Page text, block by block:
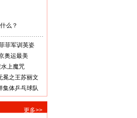
么？
菲军训英姿
奥运最美
水上魔咒
冕之王苏丽文
集体乒乓球队
更多>>